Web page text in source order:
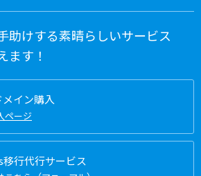
助けする素晴らしいサービス
ます！
イン購入
ページ
行代行サービス